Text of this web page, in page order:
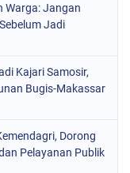
(1979)
Warga: Jangan
Jadi
Kajari Samosir,
Bugis-Makassar
Dorong
Pelayanan Publik